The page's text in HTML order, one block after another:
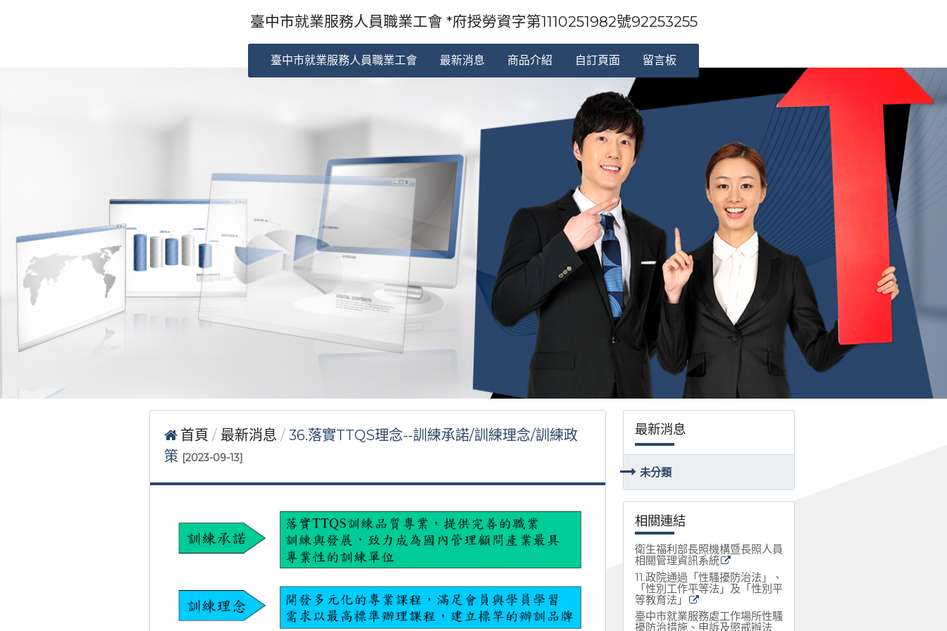
臺中市就業服務人員職業工會 *府授勞資字第1110251982號92253255
臺中市就業服務人員職業工會 最新消息 商品介紹 自訂頁面 留言板
最新消息
未分類
相關連結
衛生福利部長照機構暨長照人員
相關管理資訊系統
11.政院通過「性騷擾防治法」、
「性別工作平等法」及「性別平
等教育法」
臺中市就業服務處工作場所性騷
擾防治措施、申訴及懲戒辦法
首頁 最新消息
36.落實TTQS理念--訓練承諾/訓練理念/訓練政
策 [2023-09-13]